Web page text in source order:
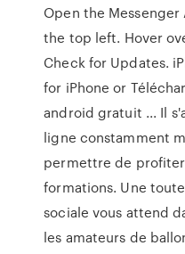
Open the
the top left. Hover
Check for Updates.
for iPhone or
android gratuit ... Il
ligne constamment
permettre de
formations. Une
sociale vous attend
les amateurs de